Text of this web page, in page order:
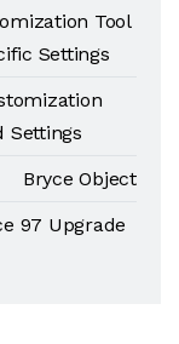
Tool
Settings
Settings
Bryce Object
97 Upgrade